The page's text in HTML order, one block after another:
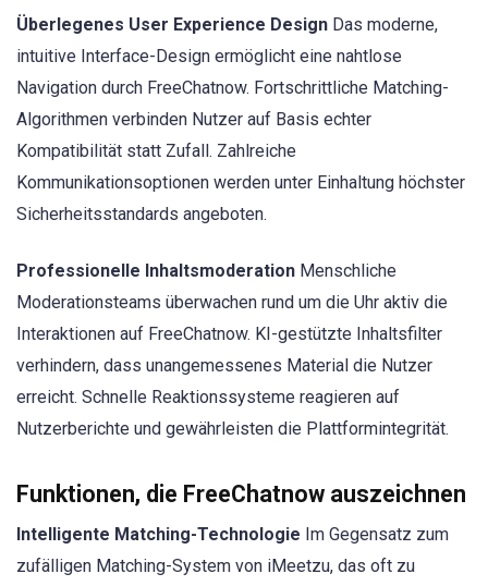
Überlegenes User Experience Design Das moderne,
intuitive Interface-Design ermöglicht eine nahtlose
Navigation durch FreeChatnow. Fortschrittliche Matching-
Algorithmen verbinden Nutzer auf Basis echter
Kompatibilität statt Zufall. Zahlreiche
Kommunikationsoptionen werden unter Einhaltung höchster
Sicherheitsstandards angeboten.
Professionelle Inhaltsmoderation Menschliche
Moderationsteams überwachen rund um die Uhr aktiv die
Interaktionen auf FreeChatnow. KI-gestützte Inhaltsfilter
verhindern, dass unangemessenes Material die Nutzer
erreicht. Schnelle Reaktionssysteme reagieren auf
Nutzerberichte und gewährleisten die Plattformintegrität.
Funktionen, die FreeChatnow auszeichnen
Intelligente Matching-Technologie Im Gegensatz zum
zufälligen Matching-System von iMeetzu, das oft zu